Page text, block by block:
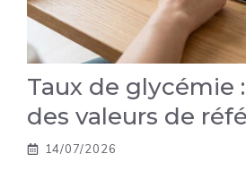
Taux de glycémie
des valeurs de
14/07/2026